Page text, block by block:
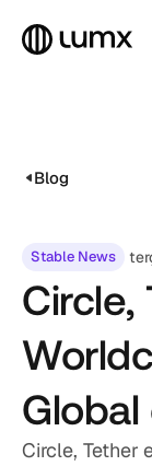
Accept
SOLUÇÕES
CATEGORY
Solution
Solution Name
Blog
Stable News
Circle,
Circle, Tether